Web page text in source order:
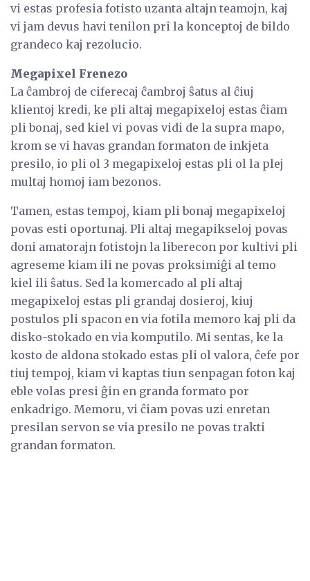
vi estas profesia fotisto uzanta altajn teamojn, kaj
vi jam devus havi tenilon pri la konceptoj de bildo
grandeco kaj rezolucio.
Megapixel Frenezo
La ĉambroj de ciferecaj ĉambroj ŝatus al ĉiuj
klientoj kredi, ke pli altaj megapixeloj estas ĉiam
pli bonaj, sed kiel vi povas vidi de la supra mapo,
krom se vi havas grandan formaton de inkjeta
presilo, io pli ol 3 megapixeloj estas pli ol la plej
multaj homoj iam bezonos.
Tamen, estas tempoj, kiam pli bonaj megapixeloj
povas esti oportunaj. Pli altaj megapikseloj povas
doni amatorajn fotistojn la liberecon por kultivi pli
agreseme kiam ili ne povas proksimiĝi al temo
kiel ili ŝatus. Sed la komercado al pli altaj
megapixeloj estas pli grandaj dosieroj, kiuj
postulos pli spacon en via fotila memoro kaj pli da
disko-stokado en via komputilo. Mi sentas, ke la
kosto de aldona stokado estas pli ol valora, ĉefe por
tiuj tempoj, kiam vi kaptas tiun senpagan foton kaj
eble volas presi ĝin en granda formato por
enkadrigo. Memoru, vi ĉiam povas uzi enretan
presilan servon se via presilo ne povas trakti
grandan formaton.